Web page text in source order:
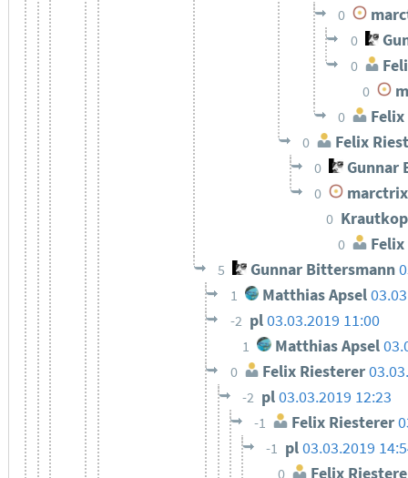
0
0
0
0
0
0 Felix
0 Gunnar
0 marctrix
0
0
5 Gunnar Bittersmann
1 Matthias Apsel
-2 pl03.03.2019 11:00
1 Matthias Apsel
0 Felix Riesterer
-2 pl03.03.2019 12:23
-1 Felix Riesterer
-1 pl03.03.2019
0 Felix